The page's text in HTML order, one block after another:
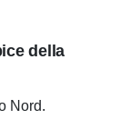
della
Nord.